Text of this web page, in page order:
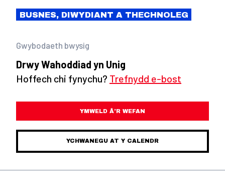
BUSNES, DIWYDIANT A THECHNOLEG
Gwybodaeth bwysig
Drwy Wahoddiad yn Unig
Hoffech chi fynychu? Trefnydd e-bost
YMWELD Â’R WEFAN
YCHWANEGU AT Y CALENDR